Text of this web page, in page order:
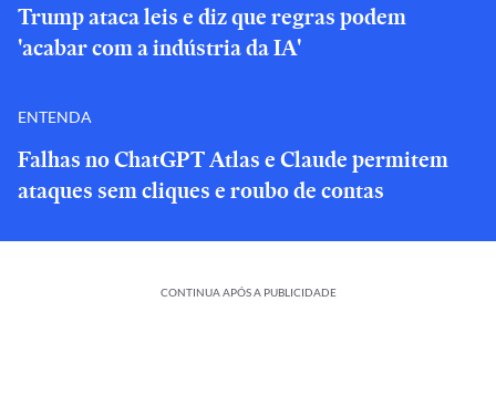
Trump ataca leis e diz que regras podem
'acabar com a indústria da IA'
ENTENDA
Falhas no ChatGPT Atlas e Claude permitem
ataques sem cliques e roubo de contas
CONTINUA APÓS A PUBLICIDADE